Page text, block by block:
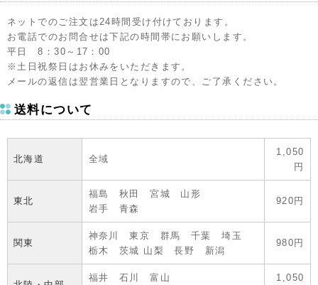
ネットでのご注文は24時間受け付けております。
お電話でのお問合せは下記の時間帯にお願いします。
平日 8：30～17：00
※土日祝祭日はお休みをいただきます。
メールの返信は翌営業日となりますので、ご了承ください。
送料について
北海道 全域
1,050
円
東北
福島 秋田 宮城 山形
岩手 青森
920円
関東
神奈川 東京 群馬 千葉 埼玉
栃木 茨城 山梨 長野 新潟
980円
福井 石川 富山
1,050